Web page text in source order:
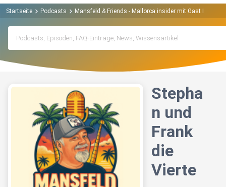
Startseite Podcasts Mansfeld & Friends - Mallorca insider mit Gast Podcast
Stepha
n und
Frank
die
Vierte